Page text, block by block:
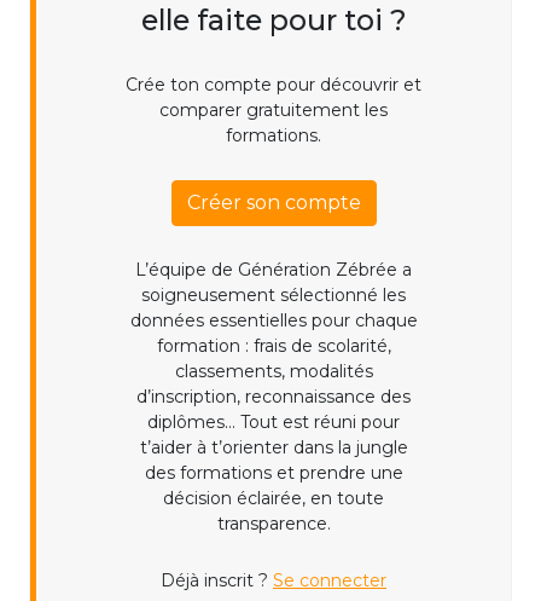
elle faite pour toi ?
Crée ton compte pour découvrir et
comparer gratuitement les
formations.
Créer son compte
L’équipe de Génération Zébrée a
soigneusement sélectionné les
données essentielles pour chaque
formation : frais de scolarité,
classements, modalités
d’inscription, reconnaissance des
diplômes... Tout est réuni pour
t’aider à t’orienter dans la jungle
des formations et prendre une
décision éclairée, en toute
transparence.
Déjà inscrit ? Se connecter